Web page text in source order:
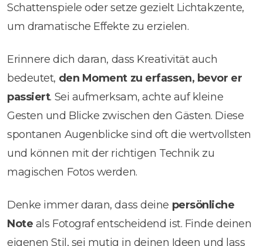
Schattenspiele oder setze gezielt Lichtakzente,
um dramatische Effekte zu erzielen.
Erinnere dich daran, dass Kreativität auch
bedeutet, den Moment zu erfassen, bevor er
passiert. Sei aufmerksam, achte auf kleine
Gesten und Blicke zwischen den Gästen. Diese
spontanen Augenblicke sind oft die wertvollsten
und können mit der richtigen Technik zu
magischen Fotos werden.
Denke immer daran, dass deine persönliche
Note als Fotograf entscheidend ist. Finde deinen
eigenen Stil, sei mutig in deinen Ideen und lass